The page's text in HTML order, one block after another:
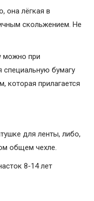
она лёгкая в
скольжением. Не
можно при
специальную бумагу
которая прилагается
для ленты, либо,
общем чехле.
8-14 лет